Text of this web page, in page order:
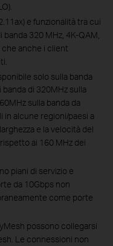
e funzionalità tra cui
320 MHz, 4K-QAM,
che anche i client
solo sulla banda
di 320MHz sulla
sulla banda da
in alcune regioni/paesi a
e la velocità del
ai 160 MHz dei
piani di servizio e
da 10Gbps non
come porte
possono collegarsi
Le connessioni non